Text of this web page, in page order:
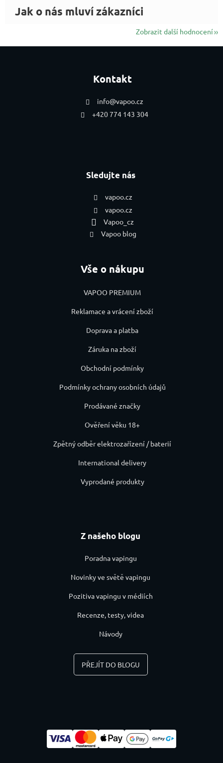
Zobrazit další hodnocení
Kontakt
info@vapoo.cz
+420 774 143 304
Sledujte nás
vapoo.cz
vapoo.cz
Vapoo_cz
Vapoo blog
Vše o nákupu
VAPOO PREMIUM
Reklamace a vrácení zboží
Doprava a platba
Záruka na zboží
Obchodní podmínky
Podmínky ochrany osobních údajů
Prodávané značky
Ověření věku 18+
Zpětný odběr elektrozařízení / baterií
International delivery
Vyprodané produkty
Z našeho blogu
Poradna vapingu
Novinky ve světě vapingu
Pozitiva vapingu v médiích
Recenze, testy, videa
Návody
PŘEJÍT DO BLOGU